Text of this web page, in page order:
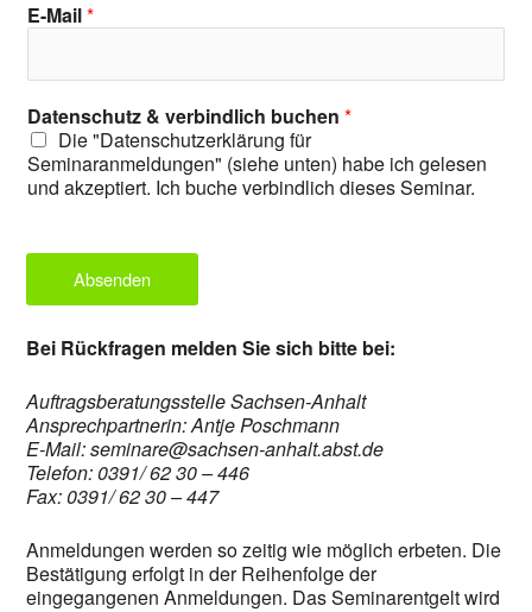
E-Mail*
Datenschutz & verbindlich buchen*
Die "Datenschutzerklärung für
Seminaranmeldungen" (siehe unten) habe ich gelesen
und akzeptiert. Ich buche verbindlich dieses Seminar.
Absenden
Bei Rückfragen melden Sie sich bitte bei:
Auftragsberatungsstelle Sachsen-Anhalt
Ansprechpartnerin: Antje Poschmann
E-Mail: seminare@sachsen-anhalt.abst.de
Telefon: 0391/ 62 30 – 446
Fax: 0391/ 62 30 – 447
Anmeldungen werden so zeitig wie möglich erbeten. Die
Bestätigung erfolgt in der Reihenfolge der
eingegangenen Anmeldungen. Das Seminarentgelt wird